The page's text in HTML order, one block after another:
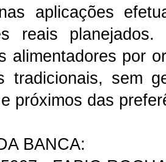
aplicações
reais
alimentadores por
tradicionais, sem
próximos das
BANCA: